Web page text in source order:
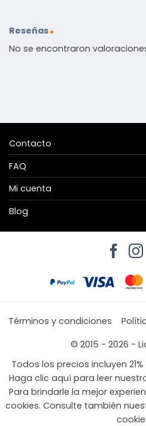
Reseñas
No se encontraron
Contacto
FAQ
Mi cuenta
Blog
Términos y condiciones
© 2015 - 2026 -
Todos los precios incluyen
Haga clic aquí para leer
Para brindarle la mejor
cookies. Consulte también